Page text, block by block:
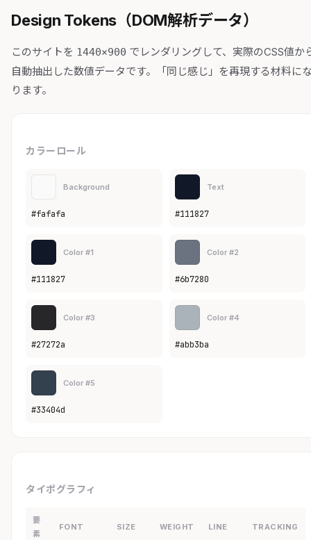
Design Tokens（DOM解析データ）
このサイトを 1440×900 でレンダリングして、実際のCSS値か
自動抽出した数値データです。「同じ感じ」を再現する材料に
ります。
カラーロール
Background
#fafafa
Text
#111827
Color #1
#111827
Color #2
#6b7280
Color #3
#27272a
Color #4
#abb3ba
Color #5
#33404d
タイポグラフィ
要
素
FONT SIZE WEIGHT LINE TRACKING